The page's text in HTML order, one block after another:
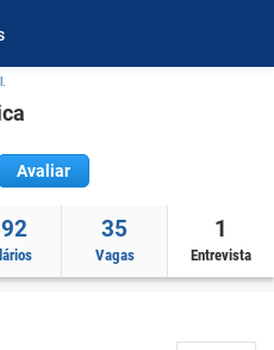
Avaliar
35
Vagas
1
Entrevista